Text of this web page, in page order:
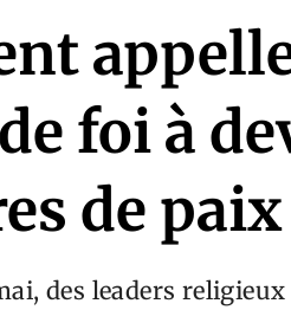
foi à
de
des leaders religieux